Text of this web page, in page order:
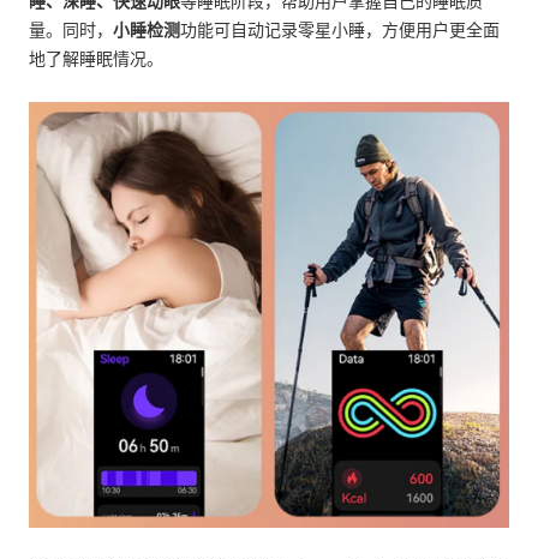
量。同时， 小睡检测功能可自动记录零星小睡，方便用户更全面
地了解睡眠情况。